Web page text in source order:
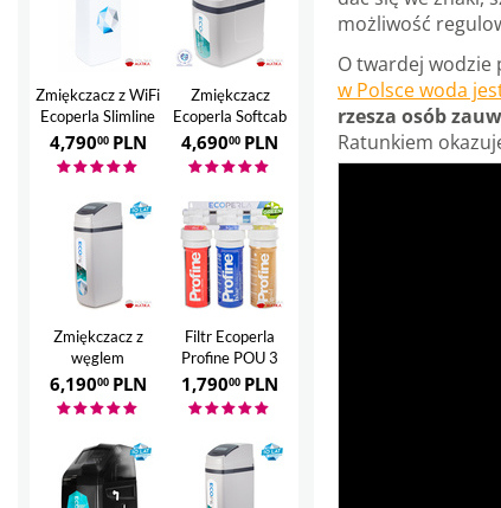
Zmiękczacz z WiFi
Ecoperla Slimline
28
4,79000 PLN
Zmiękczacz
Ecoperla Softcab
12
4,69000 PLN
Zmiękczacz z
węglem
aktywnym
Ecoperla Hero
6,19000 PLN
Filtr Ecoperla
Profine POU 3
1,79000 PLN
możliwość
O twardej wodzie
w Polsce woda
rzesza osób
Ratunkiem